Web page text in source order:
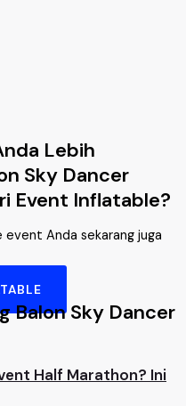
Lebih
Sky Dancer
Event Inflatable?
Anda sekarang juga
Balon Sky Dancer
Half Marathon? Ini